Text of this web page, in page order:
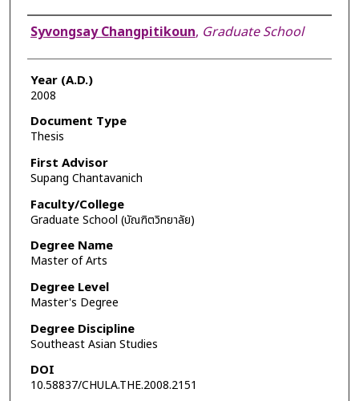
Author
Syvongsay Changpitikoun, Graduate School
Year (A.D.)
2008
Document Type
Thesis
First Advisor
Supang Chantavanich
Faculty/College
Graduate School (บัณฑิตวิทยาลัย)
Degree Name
Master of Arts
Degree Level
Master's Degree
Degree Discipline
Southeast Asian Studies
DOI
10.58837/CHULA.THE.2008.2151